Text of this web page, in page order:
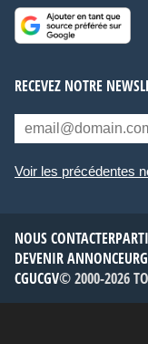
RECEVEZ NOTRE
Voir les précédentes
NOUS CONTACTER
DEVENIR ANNONCEUR
CGUCGV© 2000-2026